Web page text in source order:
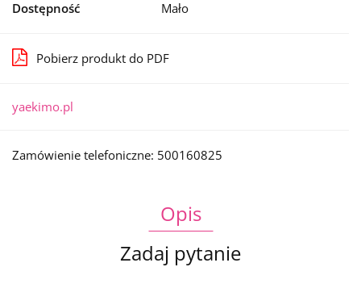
Dostępność Mało
Pobierz produkt do PDF
yaekimo.pl
Zamówienie telefoniczne: 500160825
Opis
Zadaj pytanie